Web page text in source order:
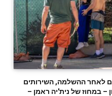
לאחר ההשלמה, השירותים
– במחוז של נית'יה ראמן –